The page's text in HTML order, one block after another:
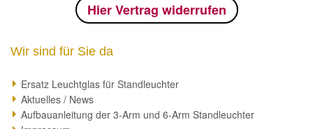
Hier Vertrag widerrufen
Wir sind für Sie da
Ersatz Leuchtglas für Standleuchter
Aktuelles / News
Aufbauanleitung der 3-Arm und 6-Arm Standleuchter